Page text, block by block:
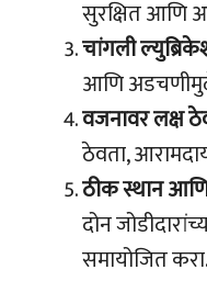
सुरक्षित आणि
चांगली
आणि
वजनावर लक्ष
ठेवता,
ठीक स्थान आणि
दोन
समायोजित करा.